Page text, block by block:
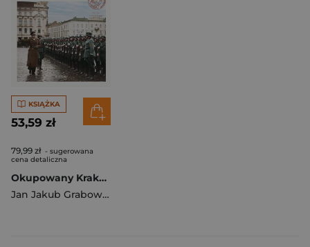
KSIĄŻKA
53,59 zł
79,99 zł - sugerowana
cena detaliczna
Okupowany Kraków. Przewodnik po stolicy Generalnego Gubernatorstwa
Jan Jakub Grabowski